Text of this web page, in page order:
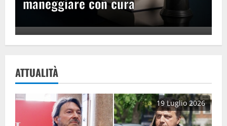
ATTUALITÀ
19 Luglio 2026